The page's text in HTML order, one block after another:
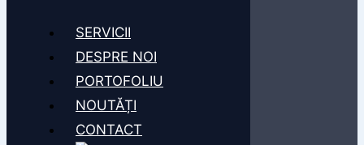
SERVICII
DESPRE NOI
PORTOFOLIU
NOUTĂȚI
CONTACT